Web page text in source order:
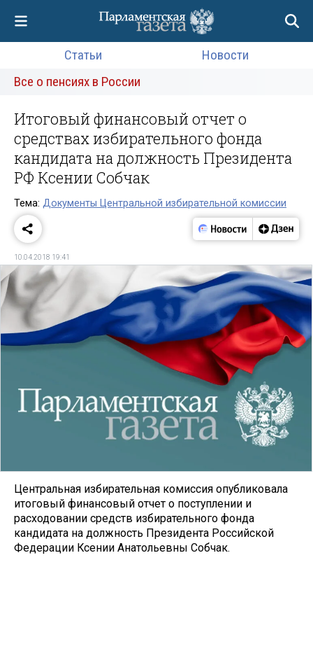
Статьи
Новости
Все о пенсиях в России
Итоговый финансовый отчет о
средствах избирательного фонда
кандидата на должность Президента
РФ Ксении Собчак
Тема: Документы Центральной избирательной комиссии
10.04.2018 19:41
Центральная избирательная комиссия опубликовала
итоговый финансовый отчет о поступлении и
расходовании средств избирательного фонда
кандидата на должность Президента Российской
Федерации Ксении Анатольевны Собчак.